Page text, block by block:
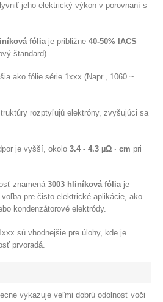
jeho elektrický výkon v porovnaní s
fólia je približne 40-50% IACS
štandard).
ako fólie série 1xxx (Napr., 1060 ~
rozptyľujú elektróny, zvyšujúci sa
je vyšší, okolo 3.4 - 4.3 µΩ · cm pri
znamená 3003 hliníková fóliaje
voľba pre čisto elektrické aplikácie, ako
kondenzátorové elektródy.
sú vhodnejšie pre úlohy, kde je
prvoradá.
vykazuje veľmi dobrú odolnosť voči